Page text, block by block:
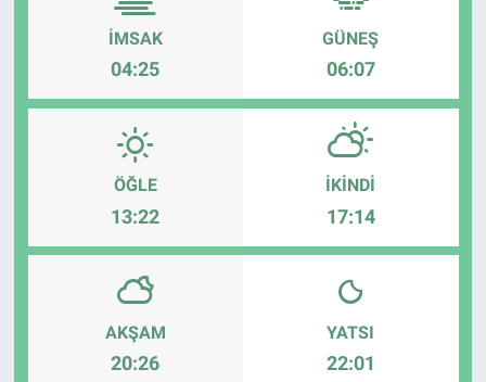
İMSAK
04:25
GÜNEŞ
06:07
ÖĞLE
13:22
İKINDI
17:14
AKŞAM
20:26
YATSI
22:01
Yaşam
Tarım